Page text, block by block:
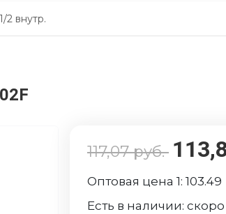
2 внутр.
117,07руб.
Оптовая цена 1: 103.49
Есть в наличии: скоро